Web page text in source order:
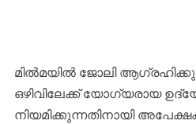
മിൽമയിൽ ജോലി
ഒഴിവിലേക്ക് യോഗ്യരായ
നിയമിക്കുന്നതിനായി